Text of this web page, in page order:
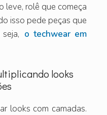
leve, rolê que começa
isso pede peças que
o techwear em
looks
looks com camadas.